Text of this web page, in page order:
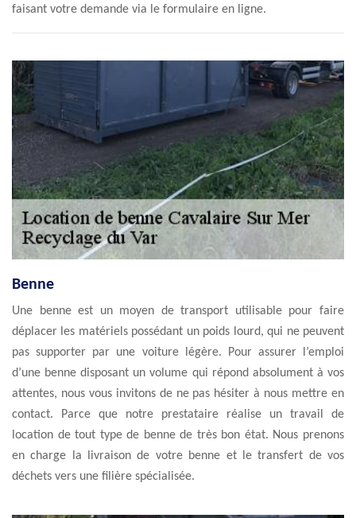
faisant votre demande via le formulaire en ligne.
Benne
Une benne est un moyen de transport utilisable pour faire
déplacer les matériels possédant un poids lourd, qui ne peuvent
pas supporter par une voiture légère. Pour assurer l’emploi
d’une benne disposant un volume qui répond absolument à vos
attentes, nous vous invitons de ne pas hésiter à nous mettre en
contact. Parce que notre prestataire réalise un travail de
location de tout type de benne de très bon état. Nous prenons
en charge la livraison de votre benne et le transfert de vos
déchets vers une filière spécialisée.